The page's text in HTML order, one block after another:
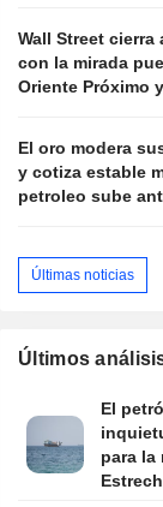
Wall Street cierra
con la mirada
Oriente Próximo
El oro modera
y cotiza estable
petroleo sube
Ormuz
Últimas noticias
Últimos
El
para la